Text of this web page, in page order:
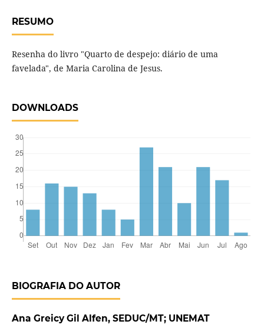
RESUMO
Resenha do livro "Quarto de despejo: diário de uma
favelada", de Maria Carolina de Jesus.
DOWNLOADS
BIOGRAFIA DO AUTOR
Ana Greicy Gil Alfen, SEDUC/MT; UNEMAT